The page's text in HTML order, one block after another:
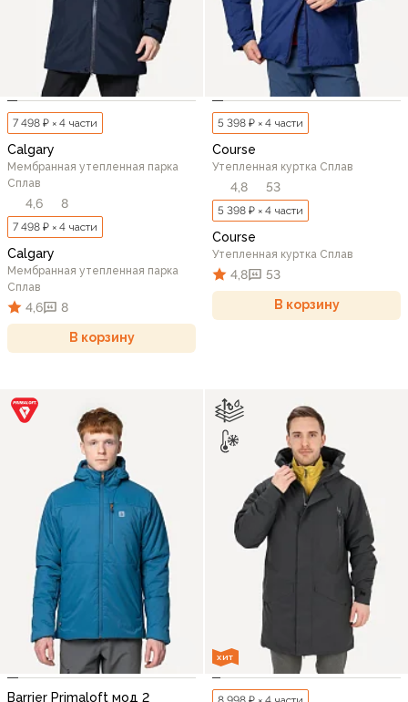
7 498 ₽ × 4 части
Calgary
Мембранная утепленная парка
Сплав
4,6 8
7 498 ₽ × 4 части
Calgary
Мембранная утепленная парка
Сплав
4,6 8
В корзину
5 398 ₽ × 4 части
Course
Утепленная куртка Сплав
4,8 53
5 398 ₽ × 4 части
Course
Утепленная куртка Сплав
4,8 53
В корзину
Barrier Primaloft мод 2
ХИТ